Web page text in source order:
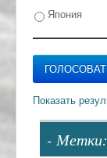
Япония
- Метки: